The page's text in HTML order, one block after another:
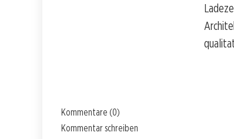
Kommentare (0)
Kommentar schreiben